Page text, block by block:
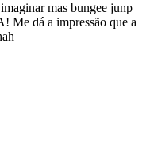
mas bungee junp
dá a impressão que a